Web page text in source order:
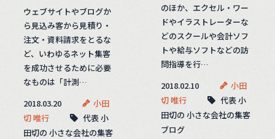
ウェブサイトやブログか
ら見込み客から見積り・
注文・資料請求をとるな
ど、いわゆるネット集客
を成功させるために必要
なものは「計測…
2018.03.20
小田
切 唯行
代表 小
田切の 小さな会社の集客
のほか、エクセル・ワー
ドやイラストレーターな
どのスクールや会計ソフ
トや給与ソフトなどの訪
問指導を行…
2018.02.10
小田
切 唯行
代表 小
田切の 小さな会社の集客
ブログ